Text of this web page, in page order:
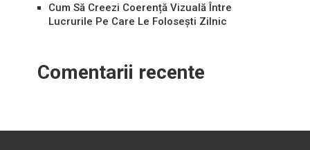
Cum Să Creezi Coerență Vizuală Între
Lucrurile Pe Care Le Folosești Zilnic
Comentarii recente